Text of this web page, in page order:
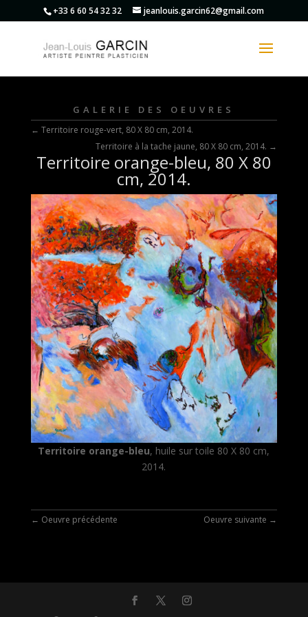
+33 6 60 54 32 32 jeanlouis.garcin62@gmail.com
GALERIE DES OEUVRES
← Territoire rouge-vert, 80 X 80 cm, 2014.
Territoire à la tache jaune, 80 X 80 cm, 2014. →
Territoire orange-bleu, 80 X 80
cm, 2014.
Territoire orange-bleu, huile sur toile 80 X 80 cm,
2014.
← Oeuvre précédente Oeuvre suivante →